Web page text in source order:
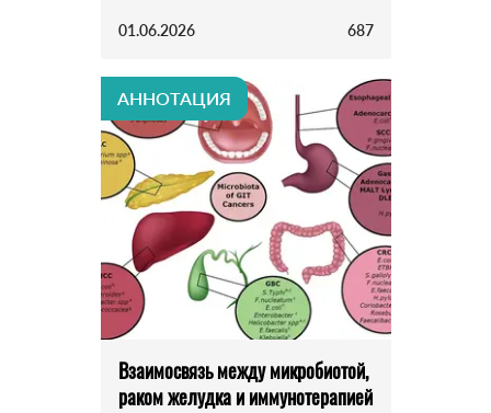
01.06.2026 687
АННОТАЦИЯ
Взаимосвязь между микробиотой,
раком желудка и иммунотерапией